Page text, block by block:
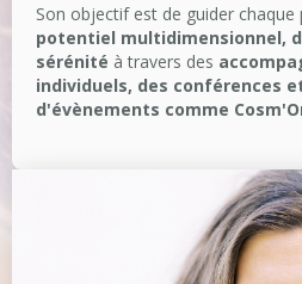
Son objectif est de guider chaque
potentiel multidimensionnel,
sérénité à travers des
individuels, des conférences
d'évènements comme